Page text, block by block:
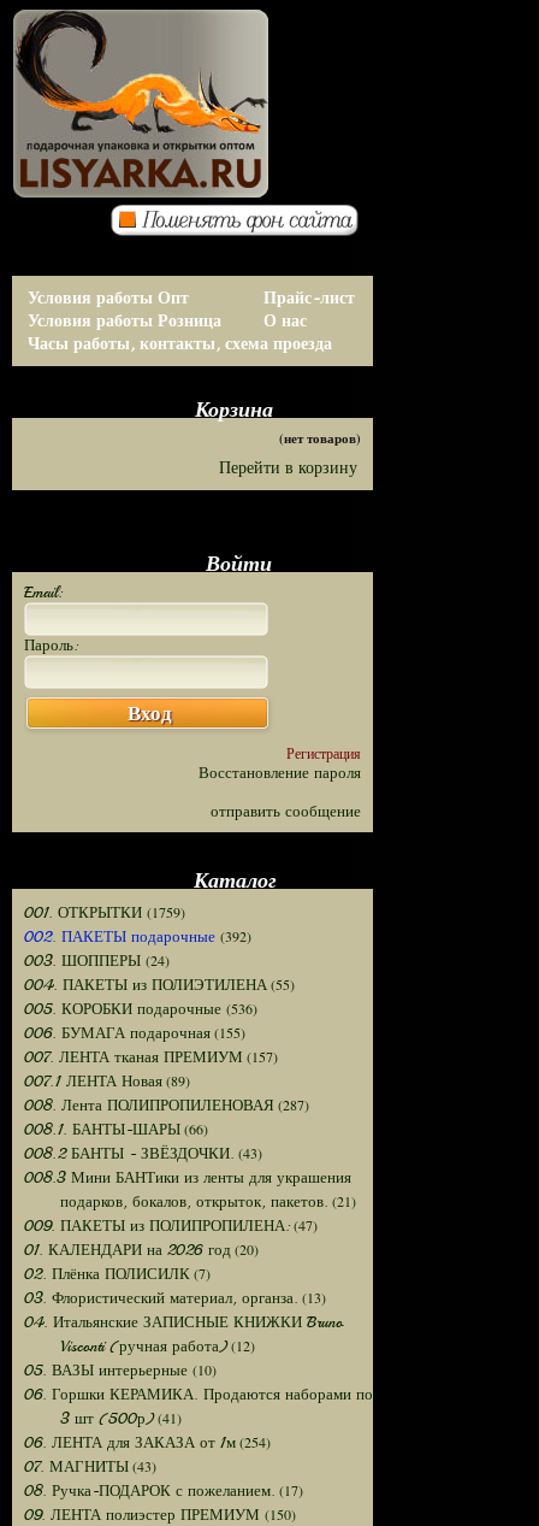
Условия работы Опт
Условия работы Розница
Прайс-лист
О нас
Часы работы, контакты, схема проезда
Корзина
(нет товаров)
Перейти в корзину
Войти
Email:
Пароль:
Вход
Регистрация
Восстановление пароля
отправить сообщение
Каталог
001. ОТКРЫТКИ (1759)
002. ПАКЕТЫ подарочные (392)
003. ШОППЕРЫ (24)
004. ПАКЕТЫ из ПОЛИЭТИЛЕНА(55)
005. КОРОБКИ подарочные (536)
006. БУМАГА подарочная(155)
007. ЛЕНТА тканая ПРЕМИУМ (157)
007.1 ЛЕНТА Новая(89)
008. Лента ПОЛИПРОПИЛЕНОВАЯ (287)
008.1. БАНТЫ-ШАРЫ(66)
008.2 БАНТЫ - ЗВЁЗДОЧКИ. (43)
008.3 Мини БАНТики из ленты для украшения
подарков, бокалов, открыток, пакетов. (21)
009. ПАКЕТЫ из ПОЛИПРОПИЛЕНА:(47)
01. КАЛЕНДАРИ на 2026 год (20)
02. Плёнка ПОЛИСИЛК(7)
03. Флористический материал, органза. (13)
04. Итальянские ЗАПИСНЫЕ КНИЖКИ Bruno
Visconti (ручная работа)(12)
05. ВАЗЫ интерьерные (10)
06. Горшки КЕРАМИКА. Продаются наборами по
3 шт (500р)(41)
06. ЛЕНТА для ЗАКАЗА от 1м(254)
07. МАГНИТЫ(43)
08. Ручка-ПОДАРОК с пожеланием. (17)
09. ЛЕНТА полиэстер ПРЕМИУМ (150)